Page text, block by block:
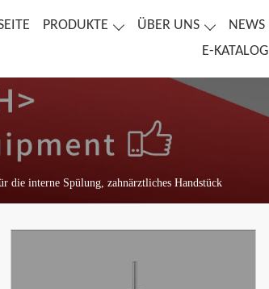
PRODUKTE ÜBER UNS NEWS
E-KATALOG
die interne Spülung, zahnärztliches Handstück